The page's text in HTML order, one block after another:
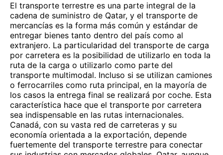
El transporte terrestre es una parte integral de la
cadena de suministro de Qatar, y el transporte de
mercancías es la forma más común y estándar de
entregar bienes tanto dentro del país como al
extranjero. La particularidad del transporte de carga
por carretera es la posibilidad de utilizarlo en toda la
ruta de la carga o utilizarlo como parte del
transporte multimodal. Incluso si se utilizan camiones
o ferrocarriles como ruta principal, en la mayoría de
los casos la entrega final se realizará por coche. Esta
característica hace que el transporte por carretera
sea indispensable en las rutas internacionales.
Canadá, con su vasta red de carreteras y su
economía orientada a la exportación, depende
fuertemente del transporte terrestre para conectar